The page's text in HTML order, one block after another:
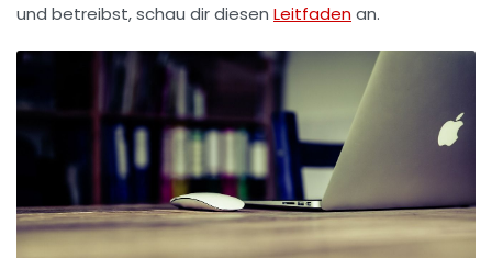
und betreibst, schau dir diesen Leitfadenan.